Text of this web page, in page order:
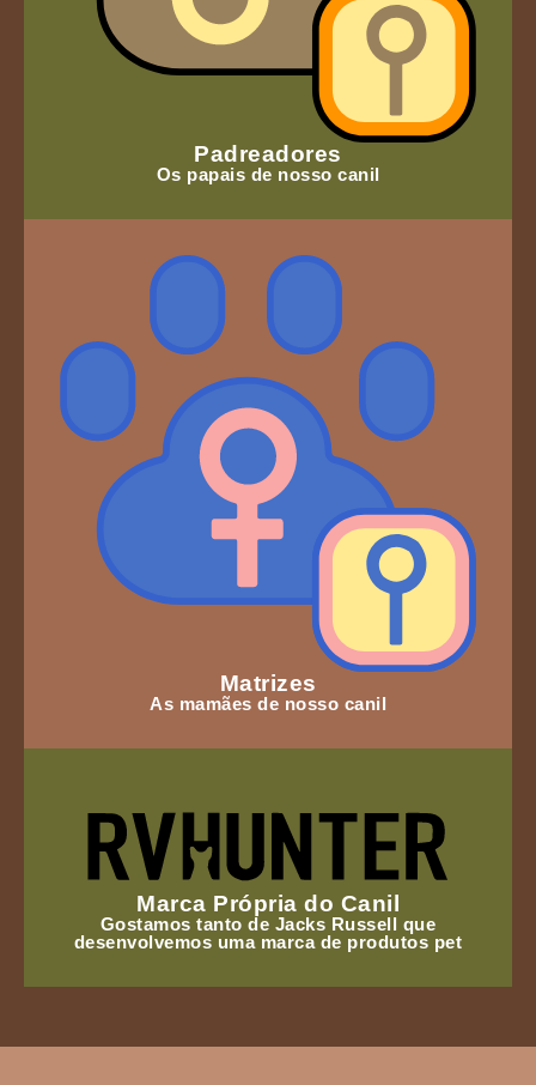
Padreadores
Os papais de nosso canil
Matrizes
As mamães de nosso canil
Marca Própria do Canil
Gostamos tanto de Jacks Russell que
desenvolvemos uma marca de produtos pet